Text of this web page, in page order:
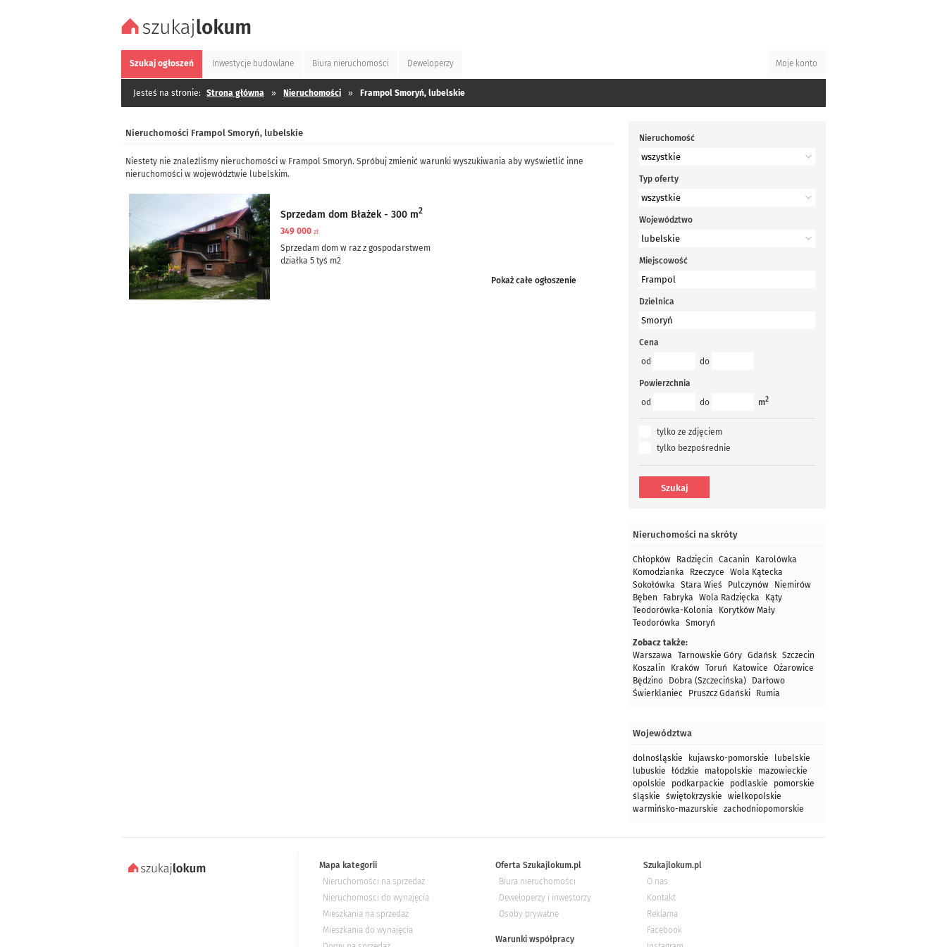
Szukaj ogłoszeń Inwestycje budowlane Biura nieruchomości Deweloperzy Moje konto
Jesteś na stronie: Strona główna » Nieruchomości » Frampol Smoryń, lubelskie
Nieruchomości Frampol Smoryń, lubelskie
Niestety nie znaleźliśmy nieruchomości w Frampol Smoryń. Spróbuj zmienić warunki wyszukiwania aby wyświetlić inne
nieruchomości w województwie lubelskim.
Sprzedam dom Błażek - 300 m2
349 000 zł
Sprzedam dom w raz z gospodarstwem
działka 5 tyś m2
Pokaż całe ogłoszenie
Nieruchomość
Typ oferty
Województwo
Miejscowość
Dzielnica
Cena
od
do
Powierzchnia
od
do m2
tylko ze zdjęciem
tylko bezpośrednie
Nieruchomości na skróty
Chłopków Radzięcin Cacanin
Karolówka
Komodzianka
Rzeczyce
Wola Kątecka
Sokołówka
Stara Wieś Pulczynów
Niemirów
Bęben
Fabryka Wola Radzięcka
Kąty
Teodorówka-Kolonia
Korytków Mały
Teodorówka
Smoryń
Zobacz także:
Warszawa
Tarnowskie Góry Gdańsk Szczecin
Koszalin
Kraków Toruń Katowice
Ożarowice
Będzino
Dobra (Szczecińska)
Darłowo
Świerklaniec
Pruszcz Gdański Rumia
Województwa
dolnośląskie kujawsko-pomorskie
lubelskie
lubuskie
łódzkie małopolskie
mazowieckie
opolskie
podkarpackie podlaskie
pomorskie
śląskie
świętokrzyskie
wielkopolskie
warmińsko-mazurskie
zachodniopomorskie
Mapa kategorii
Nieruchomości na sprzedaż
Nieruchomości do wynajęcia
Mieszkania na sprzedaż
Mieszkania do wynajęcia
Oferta Szukajlokum.pl
Biura nieruchomości
Deweloperzy i inwestorzy
Osoby prywatne
Warunki współpracy
Szukajlokum.pl
O nas
Kontakt
Reklama
Facebook